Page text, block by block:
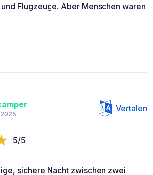
Flugzeuge. Aber Menschen waren
Vertalen
5/5
sichere Nacht zwischen zwei